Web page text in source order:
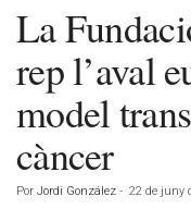
La
rep l’aval
model
càncer
Por Jordi González - 22 de juny